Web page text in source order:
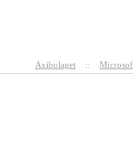
Axibolaget ::